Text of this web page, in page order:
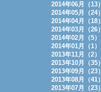
2014年06月（13）
2014年05月（24）
2014年04月（18）
2014年03月（26）
2014年02月（5）
2014年01月（1）
2013年11月（2）
2013年10月（35）
2013年09月（23）
2013年08月（41）
2013年07月（23）